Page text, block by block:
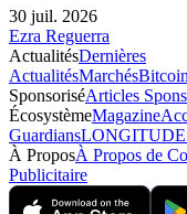
30 juil. 2026
Ezra Reguerra
ActualitésDernières
ActualitésMarchésBitcoin
SponsoriséArticles
ÉcosystèmeMagazine
GuardiansLONGITUDE
À ProposÀ Propos de
Publicitaire